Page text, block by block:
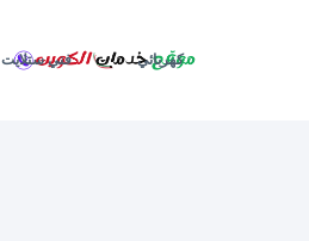
كهربائي فني ستلايت